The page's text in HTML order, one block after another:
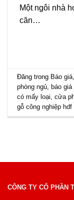
Một ngôi nhà
căn…
Đăng trong Báo giá
phòng ngủ
báo
có mấy loại ,cửa
gỗ công nghiệp hdf
CÔNG TY CỔ PHẦN